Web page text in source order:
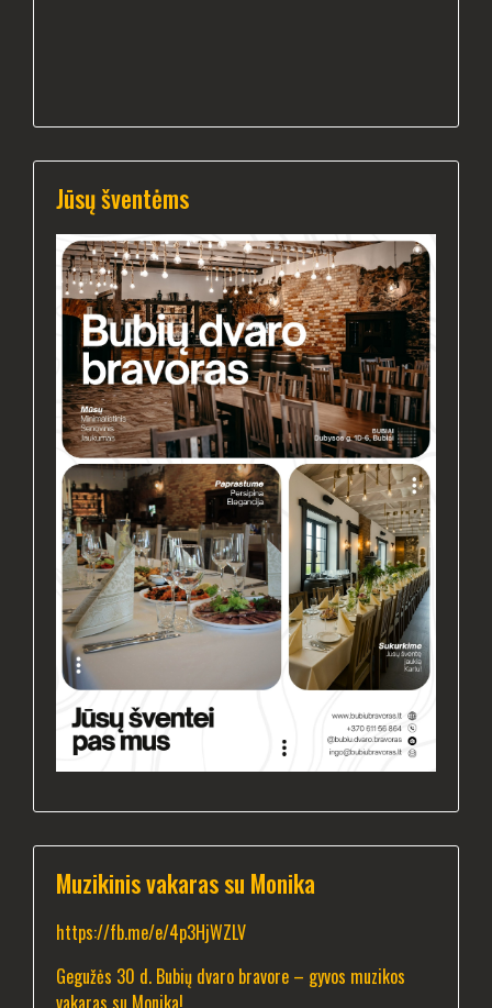
Jūsų šventėms
Muzikinis vakaras su Monika
https://fb.me/e/4p3HjWZLV
Gegužės 30 d. Bubių dvaro bravore – gyvos muzikos
vakaras su Monika!